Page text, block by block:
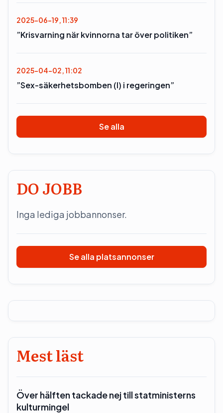
2025-06-19, 11:39
”Krisvarning när kvinnorna tar över politiken”
2025-04-02, 11:02
”Sex-säkerhetsbomben (l) i regeringen”
Se alla
DO JOBB
Inga lediga jobbannonser.
Se alla platsannonser
Mest läst
Över hälften tackade nej till statministerns
kulturmingel